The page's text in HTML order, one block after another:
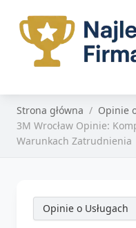
Strona główna
Opinie
3M Wrocław Opinie:
Warunkach Zatrudnienia
Opinie o Usługach